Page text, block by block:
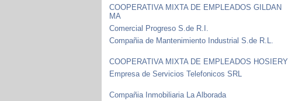
COOPERATIVA MIXTA DE EMPLEADOS GILDAN
MA
Comercial Progreso S.de R.I.
Compañia de Mantenimiento Industrial S.de R.L.
COOPERATIVA MIXTA DE EMPLEADOS HOSIERY
Empresa de Servicios Telefonicos SRL
Compañia Inmobiliaria La Alborada